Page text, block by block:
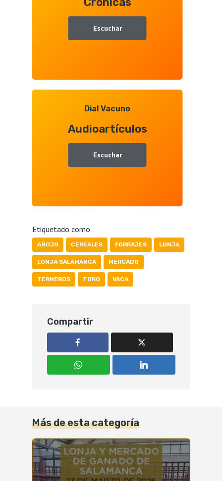
Escuchar
Dial Vacuno
Audioartículos
Escuchar
Etiquetado como
AÑOJO CEREALES FORRAJES LONJA
LONJA SALAMANCA MERCADO
TERNEROS TORO VACA
Compartir
Más de esta categoría